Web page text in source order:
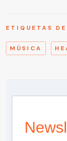
ETIQUETAS
MÚSICA